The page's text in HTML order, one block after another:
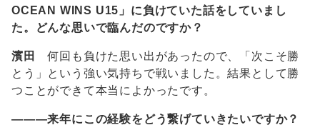
OCEAN WINS U15」に負けていた話をしていまし
た。どんな思いで臨んだのですか？
濱田
何回も負けた思い出があったので、「次こそ勝
とう」という強い気持ちで戦いました。結果として勝
つことができて本当によかったです。
―――来年にこの経験をどう繋げていきたいですか？